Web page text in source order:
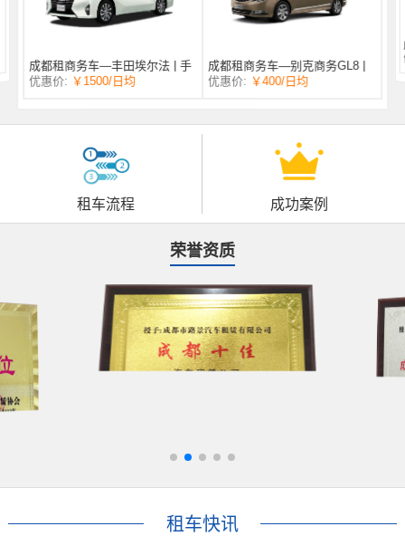
成都租商务车—丰田埃尔法 | 手
自一体 |
优惠价: ￥1500/日均
成都租商务车—别克商务GL8 |
自动挡 | 7座
优惠价: ￥400/日均
租车流程 成功案例
荣誉资质
租车快讯